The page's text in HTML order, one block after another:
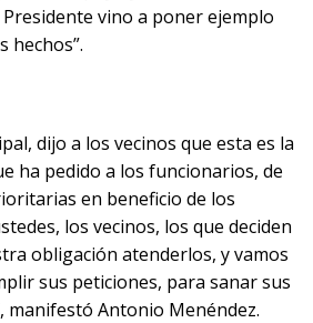
vino a poner ejemplo
hechos”.
dijo a los vecinos que esta es la
ha pedido a los funcionarios, de
en beneficio de los
los vecinos, los que deciden
obligación atenderlos, y vamos
sus peticiones, para sanar sus
manifestó Antonio Menéndez.